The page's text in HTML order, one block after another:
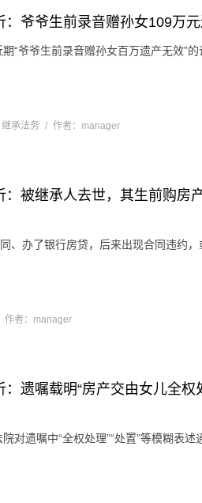
爷爷生前录音赠孙女109万
“爷爷生前录音赠孙女百万遗产无效”
继承法务 作者： manager
：被继承人去世，其生前购房
、办了银行房贷，后来出现合同违约
作者： manager
遗嘱载明“房产交由女儿全权
对遗嘱中“全权处理”“处置”等模糊表